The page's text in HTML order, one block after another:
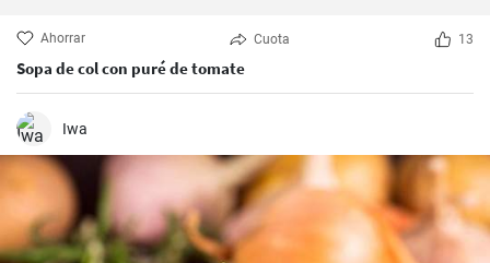
Ahorrar Cuota 13
Sopa de col con puré de tomate
Iwa